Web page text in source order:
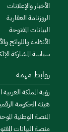
الأخبار والإعلانات
الروزنامة العقارية
البيانات المفتوحة
الأنظمة واللوائح
سياسة المشاركة
روابط مهمة
رؤية المملكة العربية
هيئة الحكومة
المنصة الوطنية
منصة البيانات